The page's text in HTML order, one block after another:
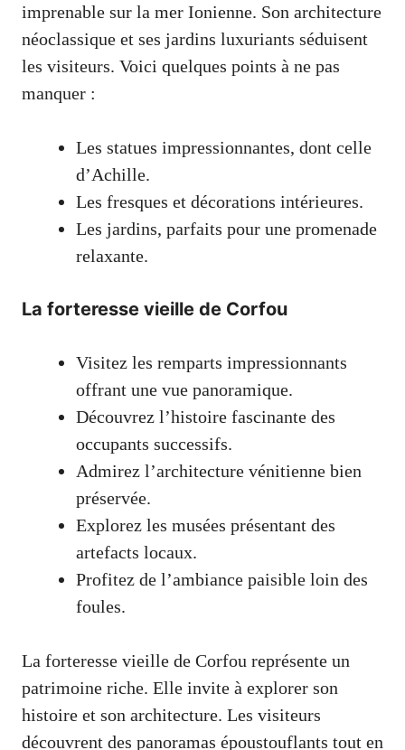
imprenable sur la mer Ionienne. Son architecture
néoclassique et ses jardins luxuriants séduisent
les visiteurs. Voici quelques points à ne pas
manquer :
Les statues impressionnantes, dont celle
d’Achille.
Les fresques et décorations intérieures.
Les jardins, parfaits pour une promenade
relaxante.
La forteresse vieille de Corfou
Visitez les remparts impressionnants
offrant une vue panoramique.
Découvrez l’histoire fascinante des
occupants successifs.
Admirez l’architecture vénitienne bien
préservée.
Explorez les musées présentant des
artefacts locaux.
Profitez de l’ambiance paisible loin des
foules.
La forteresse vieille de Corfou représente un
patrimoine riche. Elle invite à explorer son
histoire et son architecture. Les visiteurs
découvrent des panoramas époustouflants tout en